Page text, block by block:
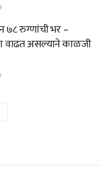
७८ रुग्णांची भर –
वाढत असल्याने काळजी